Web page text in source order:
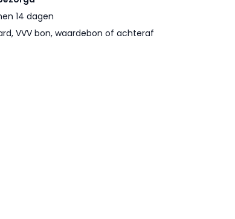
14 dagen
VVV bon, waardebon of achteraf